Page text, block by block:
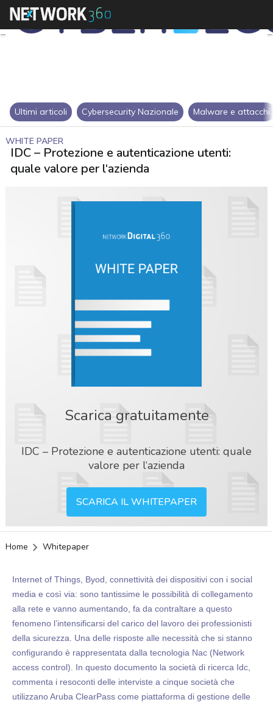
Ultimi articoli Cybersecurity Nazionale Malware e attacchi
WHITE PAPER
IDC – Protezione e autenticazione utenti:
quale valore per l‘azienda
Scarica gratuitamente
IDC – Protezione e autenticazione utenti: quale
valore per l‘azienda
SCARICA IL WHITEPAPER
Home Whitepaper
Internet of Things, Byod, connettività dei dispositivi con i social
media e così via: sono tantissime le possibilità di collegamento
alla rete e vanno aumentando, fa da contraltare a questo
fenomeno l’intensificarsi del carico del lavoro dei professionisti
della sicurezza. Una delle risposte alle necessità che si stanno
configurando è rappresentata dalla tecnologia Nac (Network
access control). In questo documento la società di ricerca Idc,
commenta i resoconti delle interviste a cinque società che
utilizzano Aruba ClearPass come piattaforma di gestione delle